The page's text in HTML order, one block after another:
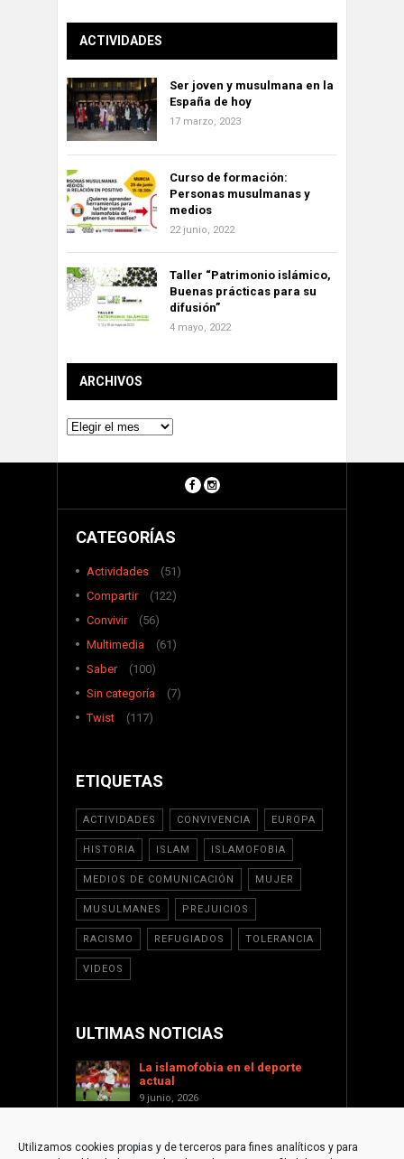
Utilizamos cookies propias y de terceros para fines analíticos y para
ACTIVIDADES
Ser joven y musulmana en la
España de hoy
17 marzo, 2023
Curso de formación:
Personas musulmanas y
medios
22 junio, 2022
Taller “Patrimonio islámico,
Buenas prácticas para su
difusión”
4 mayo, 2022
ARCHIVOS
Archivos
CATEGORÍAS
Actividades
(51)
Compartir
(122)
Convivir
(56)
Multimedia
(61)
Saber
(100)
Sin categoría
(7)
Twist
(117)
ETIQUETAS
ACTIVIDADES CONVIVENCIA EUROPA
HISTORIA ISLAM ISLAMOFOBIA
MEDIOS DE COMUNICACIÓN MUJER
MUSULMANES PREJUICIOS
RACISMO REFUGIADOS TOLERANCIA
VIDEOS
ULTIMAS NOTICIAS
La islamofobia en el deporte
actual
9 junio, 2026
17 enero, 2026